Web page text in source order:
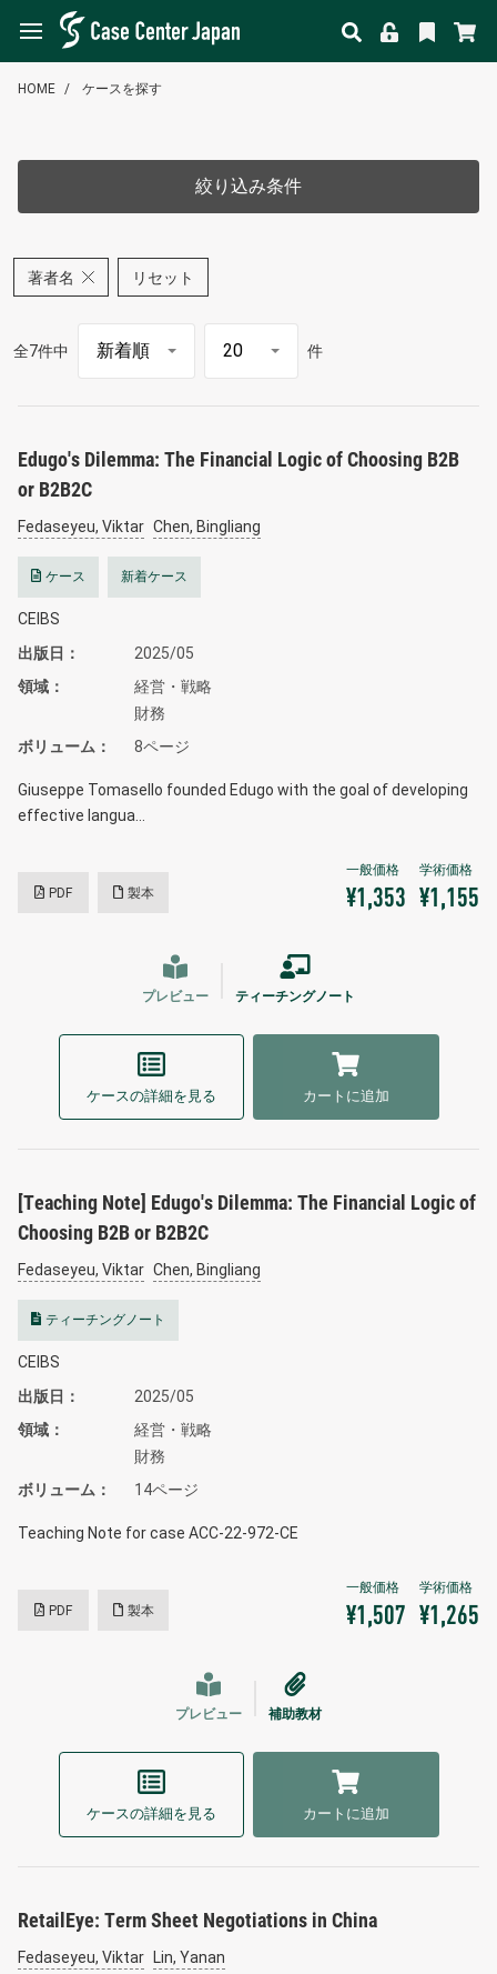
HOME ケースを探す
著者名 リセット
全7件中 件
Edugo's Dilemma: The Financial Logic of Choosing B2B
or B2B2C
Fedaseyeu, Viktar Chen, Bingliang
ケース 新着ケース
CEIBS
出版日
2025/05
領域
経営・戦略
財務
ボリューム
8ページ
Giuseppe Tomasello founded Edugo with the goal of developing
effective langua…
PDF 製本 ¥1,353 ¥1,155
プレビュー ティーチングノート
ケースの詳細を見る カートに追加
[Teaching Note] Edugo's Dilemma: The Financial Logic of
Choosing B2B or B2B2C
Fedaseyeu, Viktar Chen, Bingliang
ティーチングノート
CEIBS
出版日
2025/05
領域
経営・戦略
財務
ボリューム
14ページ
Teaching Note for case ACC-22-972-CE
PDF 製本 ¥1,507 ¥1,265
プレビュー 補助教材
ケースの詳細を見る カートに追加
RetailEye: Term Sheet Negotiations in China
Fedaseyeu, Viktar Lin, Yanan
絞り込み条件